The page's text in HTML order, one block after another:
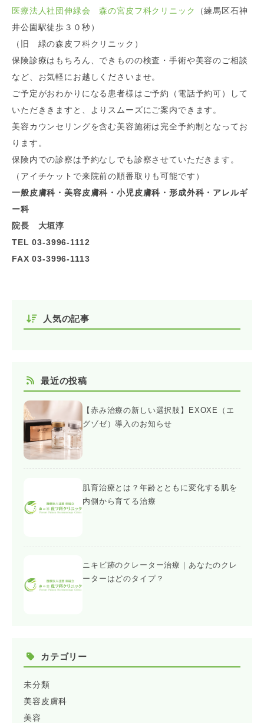
医療法人社団伸緑会 森の宮皮フ科クリニック
（練馬区石神
井公園駅徒歩３０秒）
（旧 緑の森皮フ科クリニック）
保険診療はもちろん、できものの検査・手術や美容のご相談
など、お気軽にお越しくださいませ。
ご予定がおわかりになる患者様はご予約（電話予約可）して
いただききますと、よりスムーズにご案内できます。
美容カウンセリングを含む美容施術は完全予約制となってお
ります。
保険内での診察は予約なしでも診察させていただきます。
（アイチケットで来院前の順番取りも可能です）
一般皮膚科・美容皮膚科・小児皮膚科・形成外科・アレルギ
ー科
院長 大垣淳
TEL 03-3996-1112
FAX 03-3996-1113
人気の記事
最近の投稿
【赤み治療の新しい選択肢】EXOXE（エ
グゾゼ）導入のお知らせ
肌育治療とは？年齢とともに変化する肌を
内側から育てる治療
ニキビ跡のクレーター治療｜あなたのクレ
ーターはどのタイプ？
カテゴリー
未分類
美容皮膚科
美容